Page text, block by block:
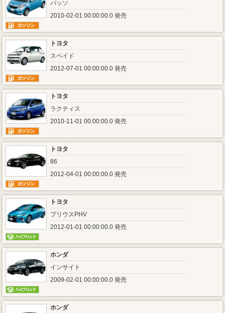
パッソ
2010-02-01 00:00:00.0 発売
トヨタ
スペイド
2012-07-01 00:00:00.0 発売
トヨタ
ラクティス
2010-11-01 00:00:00.0 発売
トヨタ
86
2012-04-01 00:00:00.0 発売
トヨタ
プリウスPHV
2012-01-01 00:00:00.0 発売
ホンダ
インサイト
2009-02-01 00:00:00.0 発売
ホンダ